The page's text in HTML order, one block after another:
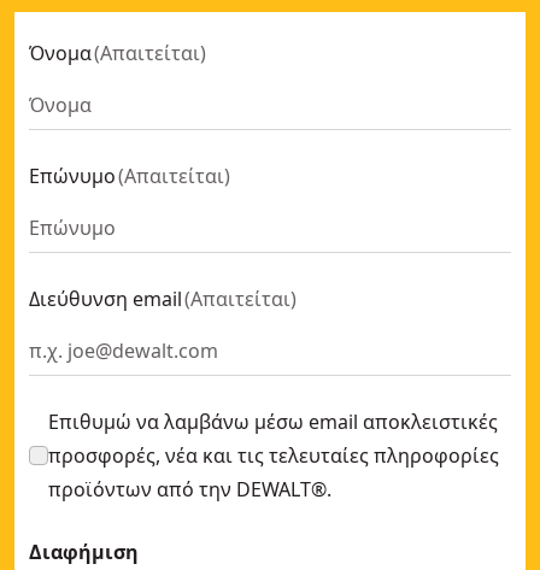
Όνομα(Απαιτείται)
Επώνυμο(Απαιτείται)
Διεύθυνση email(Απαιτείται)
Επιθυμώ να λαμβάνω μέσω email αποκλειστικές
προσφορές, νέα και τις τελευταίες πληροφορίες
προϊόντων από την DEWALT®.
Διαφήμιση